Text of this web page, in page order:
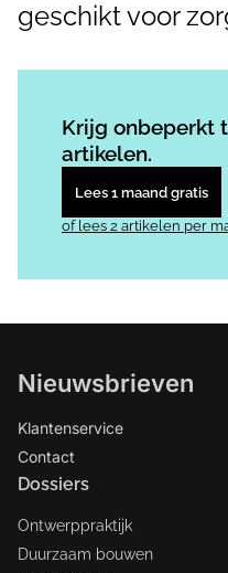
geschikt voor
Krijg onbeperkt
artikelen.
Lees 1 maand gratis
of lees 2 artikelen per
Nieuwsbrieven
Klantenservice
Contact
Dossiers
Ontwerppraktijk
Duurzaam bouwen